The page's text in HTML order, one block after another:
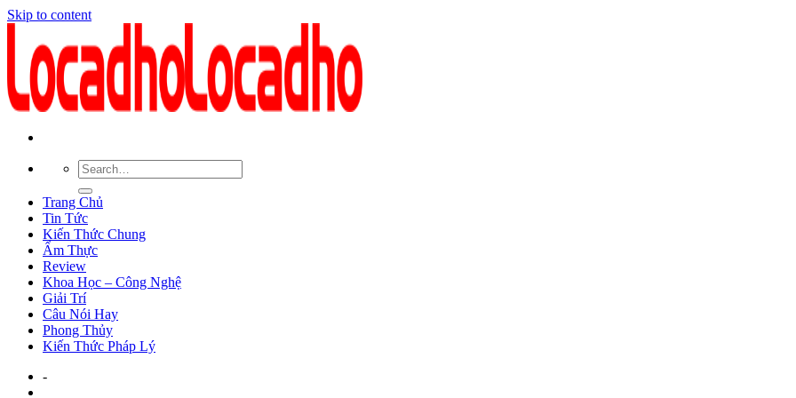
Skip to content
Trang Chủ
Tin Tức
Kiến Thức Chung
Ẩm Thực
Review
Khoa Học – Công Nghệ
Giải Trí
Câu Nói Hay
Phong Thủy
Kiến Thức Pháp Lý
-